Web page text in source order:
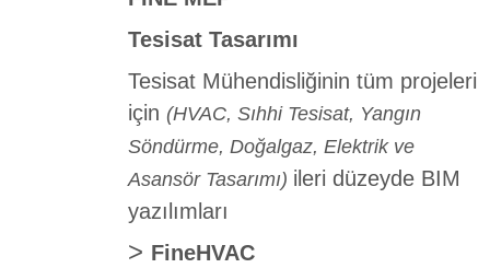
Tesisat Tasarımı
Tesisat Mühendisliğinin tüm projeleri
için (HVAC, Sıhhi Tesisat, Yangın
Söndürme, Doğalgaz, Elektrik ve
Asansör Tasarımı) ileri düzeyde BIM
yazılımları
> FineHVAC